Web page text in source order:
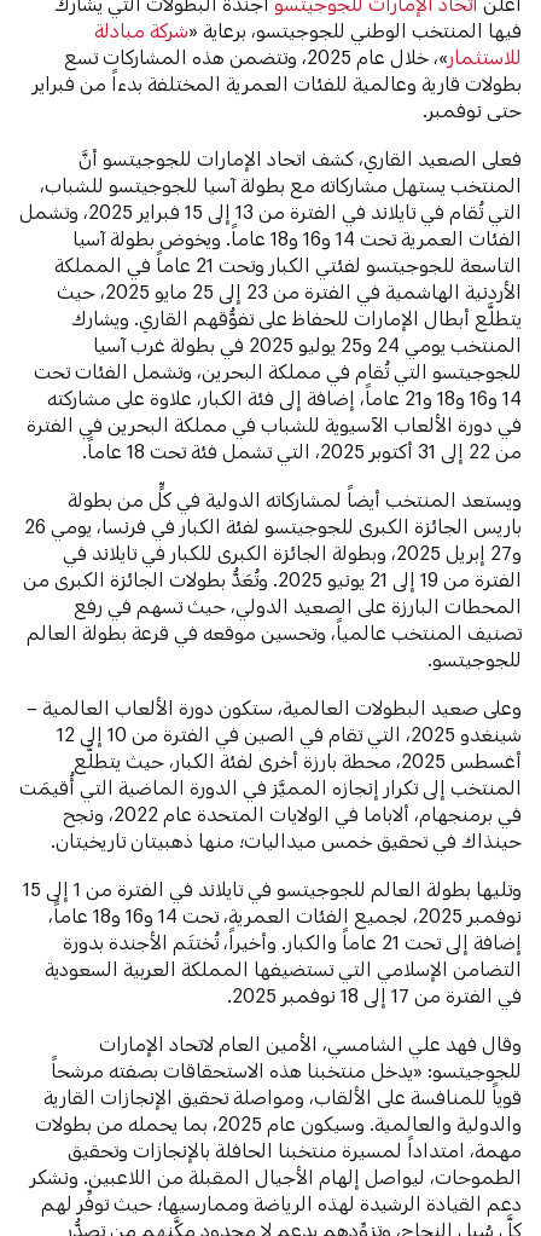
فيها المنتخب الوطني للجوجيتسو، برعاية «شركة مبادلة
للاستثمار
»، خلال عام 2025، وتتضمن هذه المشاركات تسع
بطولات قارية وعالمية للفئات العمرية المختلفة بدءاً من فبراير
حتى نوفمبر.
فعلى الصعيد القاري، كشف اتحاد الإمارات للجوجيتسو أنَّ
المنتخب يستهل مشاركاته مع بطولة آسيا للجوجيتسو للشباب،
التي تُقام في تايلاند في الفترة من 13 إلى 15 فبراير 2025، وتشمل
الفئات العمرية تحت 14 و16 و18 عاماً. ويخوض بطولة آسيا
التاسعة للجوجيتسو لفئتي الكبار وتحت 21 عاماً في المملكة
الأردنية الهاشمية في الفترة من 23 إلى 25 مايو 2025، حيث
يتطلَّع أبطال الإمارات للحفاظ على تفوُّقهم القاري. ويشارك
المنتخب يومي 24 و25 يوليو 2025 في بطولة غرب آسيا
للجوجيتسو التي تُقام في مملكة البحرين، وتشمل الفئات تحت
14 و16 و18 و21 عاماً، إضافة إلى فئة الكبار، علاوة على مشاركته
في دورة الألعاب الآسيوية للشباب في مملكة البحرين في الفترة
من 22 إلى 31 أكتوبر 2025، التي تشمل فئة تحت 18 عاماً.
ويستعد المنتخب أيضاً لمشاركاته الدولية في كلٍّ من بطولة
باريس الجائزة الكبرى للجوجيتسو لفئة الكبار في فرنسا، يومي 26
و27 إبريل 2025، وبطولة الجائزة الكبرى للكبار في تايلاند في
الفترة من 19 إلى 21 يونيو 2025. وتُعَدُّ بطولات الجائزة الكبرى من
المحطات البارزة على الصعيد الدولي، حيث تسهم في رفع
تصنيف المنتخب عالمياً، وتحسين موقعه في قرعة بطولة العالم
للجوجيتسو.
وعلى صعيد البطولات العالمية، ستكون دورة الألعاب العالمية –
شينغدو 2025، التي تقام في الصين في الفترة من 10 إلى 12
أغسطس 2025، محطة بارزة أخرى لفئة الكبار، حيث يتطلَّع
المنتخب إلى تكرار إنجازه المميَّز في الدورة الماضية التي أُقيمَت
في برمنجهام، ألاباما في الولايات المتحدة عام 2022، ونجح
حينذاك في تحقيق خمس ميداليات؛ منها ذهبيتان تاريخيتان.
وتليها بطولة العالم للجوجيتسو في تايلاند في الفترة من 1 إلى 15
نوفمبر 2025، لجميع الفئات العمرية، تحت 14 و16 و18 عاماً،
إضافة إلى تحت 21 عاماً والكبار. وأخيراً، تُختتَم الأجندة بدورة
التضامن الإسلامي التي تستضيفها المملكة العربية السعودية
في الفترة من 17 إلى 18 نوفمبر 2025.
وقال فهد علي الشامسي، الأمين العام لاتحاد الإمارات
للجوجيتسو: «يدخل منتخبنا هذه الاستحقاقات بصفته مرشحاً
قوياً للمنافسة على الألقاب، ومواصلة تحقيق الإنجازات القارية
والدولية والعالمية. وسيكون عام 2025، بما يحمله من بطولات
مهمة، امتداداً لمسيرة منتخبنا الحافلة بالإنجازات وتحقيق
الطموحات، ليواصل إلهام الأجيال المقبلة من اللاعبين. ونشكر
دعم القيادة الرشيدة لهذه الرياضة وممارسيها؛ حيث توفِّر لهم
كلَّ سُبل النجاح، وتزوِّدهم بدعم لا محدود مكَّنهم من تصدُّر